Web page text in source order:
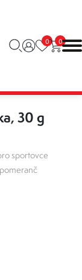
0 0
30 g
sportovce